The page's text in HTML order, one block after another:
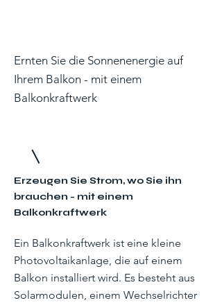
Ernten Sie die Sonnenenergie auf
Ihrem Balkon - mit einem
Balkonkraftwerk
Erzeugen Sie Strom, wo Sie ihn
brauchen - mit einem
Balkonkraftwerk
Ein Balkonkraftwerk ist eine kleine
Photovoltaikanlage, die auf einem
Balkon installiert wird. Es besteht aus
Solarmodulen, einem Wechselrichter